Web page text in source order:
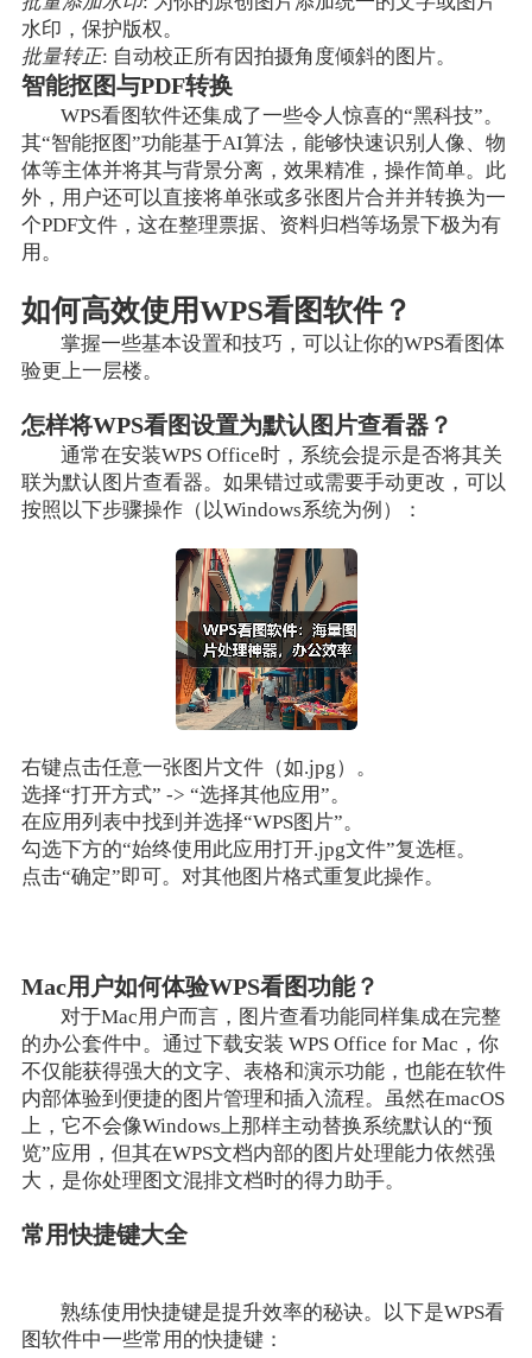
水印，保护版权。
批量转正: 自动校正所有因拍摄角度倾斜的图片。
智能抠图与PDF转换
WPS看图软件还集成了一些令人惊喜的“黑科技”。
其“智能抠图”功能基于AI算法，能够快速识别人像、物
体等主体并将其与背景分离，效果精准，操作简单。此
外，用户还可以直接将单张或多张图片合并并转换为一
个PDF文件，这在整理票据、资料归档等场景下极为有
用。
如何高效使用WPS看图软件？
掌握一些基本设置和技巧，可以让你的WPS看图体
验更上一层楼。
怎样将WPS看图设置为默认图片查看器？
通常在安装WPS Office时，系统会提示是否将其关
联为默认图片查看器。如果错过或需要手动更改，可以
按照以下步骤操作（以Windows系统为例）：
右键点击任意一张图片文件（如.jpg）。
选择“打开方式” -> “选择其他应用”。
在应用列表中找到并选择“WPS图片”。
勾选下方的“始终使用此应用打开.jpg文件”复选框。
点击“确定”即可。对其他图片格式重复此操作。
Mac用户如何体验WPS看图功能？
对于Mac用户而言，图片查看功能同样集成在完整
的办公套件中。通过下载安装 WPS Office for Mac，你
不仅能获得强大的文字、表格和演示功能，也能在软件
内部体验到便捷的图片管理和插入流程。虽然在macOS
上，它不会像Windows上那样主动替换系统默认的“预
览”应用，但其在WPS文档内部的图片处理能力依然强
大，是你处理图文混排文档时的得力助手。
常用快捷键大全
熟练使用快捷键是提升效率的秘诀。以下是WPS看
图软件中一些常用的快捷键：